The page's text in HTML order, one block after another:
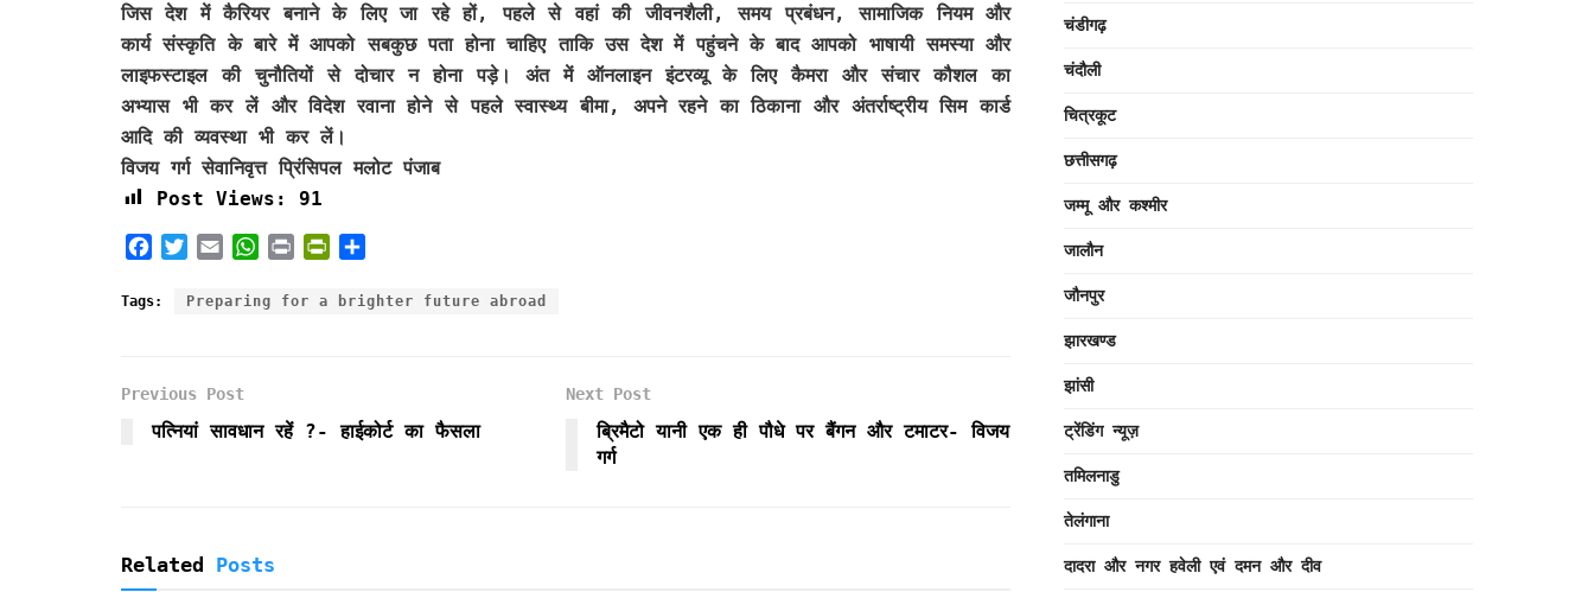
जिस देश में कैरियर बनाने के लिए जा रहे हों, पहले से वहां की जीवनशैली, समय प्रबंधन, सामाजिक नियम और
कार्य संस्कृति के बारे में आपको सबकुछ पता होना चाहिए ताकि उस देश में पहुंचने के बाद आपको भाषायी समस्या और
लाइफस्टाइल की चुनौतियों से दोचार न होना पड़े। अंत में ऑनलाइन इंटरव्यू के लिए कैमरा और संचार कौशल का
अभ्यास भी कर लें और विदेश रवाना होने से पहले स्वास्थ्य बीमा, अपने रहने का ठिकाना और अंतर्राष्ट्रीय सिम कार्ड
आदि की व्यवस्था भी कर लें।
विजय गर्ग सेवानिवृत्त प्रिंसिपल मलोट पंजाब
Post Views:
91
c
o
k
i
r
a
a
p
i
i
i
a
Tags: Preparing for a brighter future abroad
Previous Post
पत्नियां सावधान रहें ?- हाईकोर्ट का फैसला
Next Post
ब्रिमैटो यानी एक ही पौधे पर बैंगन और टमाटर- विजय
गर्ग
Related Posts
चंडीगढ़
चंदौली
चित्रकूट
छत्तीसगढ़
जम्मू और कश्मीर
जालौन
जौनपुर
झारखण्ड
झांसी
ट्रेंडिंग न्यूज़
तमिलनाडु
तेलंगाना
दादरा और नगर हवेली एवं दमन और दीव